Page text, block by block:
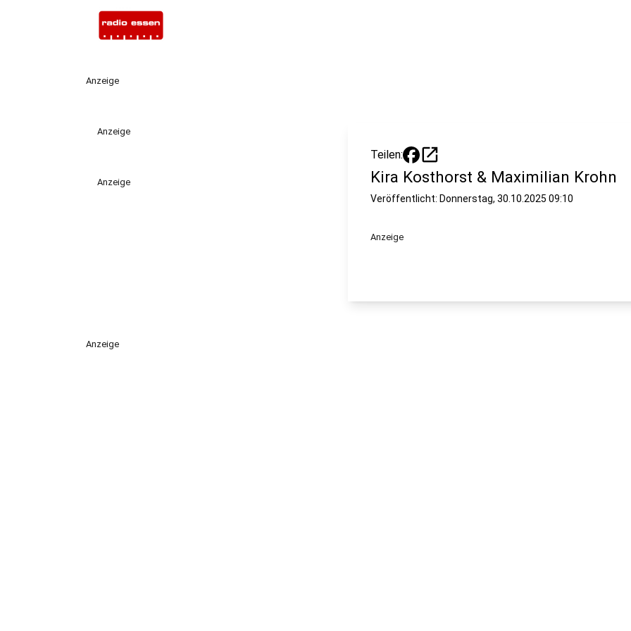
Anzeige
Anzeige
Anzeige
Teilen: open_in_new
Kira Kosthorst & Maximilian Krohn
Veröffentlicht: Donnerstag, 30.10.2025 09:10
Anzeige
Anzeige